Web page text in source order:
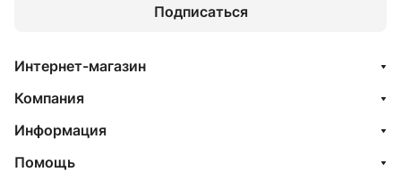
Подписаться
Интернет-магазин
Компания
Информация
Помощь